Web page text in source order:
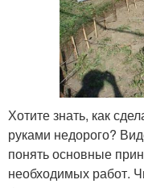
Хотите знать, как
руками недорого?
понять основные
необходимых работ.